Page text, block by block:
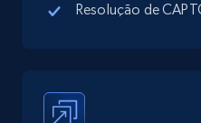
Resolução de